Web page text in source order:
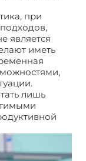
при
является
иметь
лишь